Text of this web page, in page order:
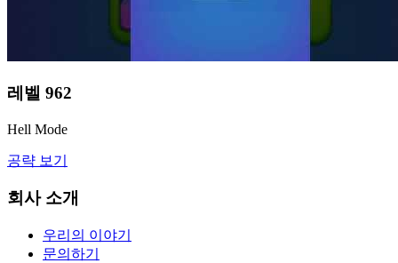
레벨 962
Hell Mode
공략 보기
회사 소개
우리의 이야기
문의하기